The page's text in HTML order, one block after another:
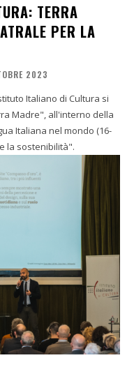
TERRA
PER LA
2023
Italiano di Cultura si
Madre", all'interno della
Italiana nel mondo (16-
la sostenibilità".